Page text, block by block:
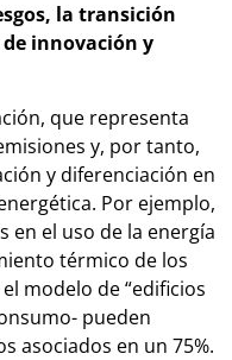
la transición
innovación y
que representa
y, por tanto,
y diferenciación en
Por ejemplo,
en el uso de la energía
térmico de los
modelo de “edificios
pueden
asociados en un 75%.